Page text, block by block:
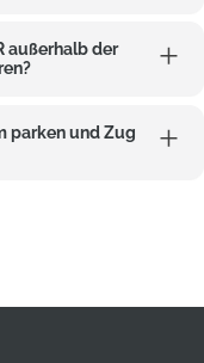
außerhalb der
parken und Zug